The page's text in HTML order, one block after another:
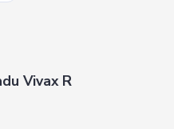
Vivax R